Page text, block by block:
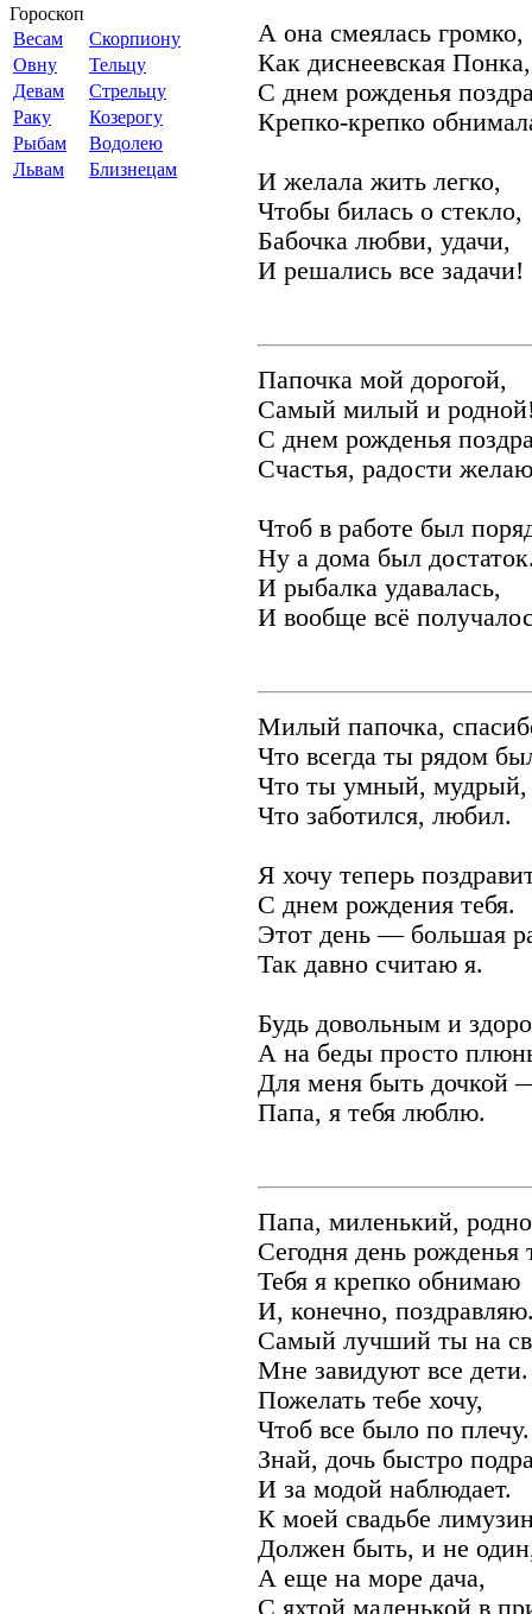
Гороскоп
Весам
Скорпиону
Овну
Тельцу
Девам
Стрельцу
Раку
Козерогу
Рыбам
Водолею
Львам
Близнецам
А она смеялась громко,
Как диснеевская Понка,
С днем рожденья
Крепко-крепко
И желала жить легко,
Чтобы билась о стекло,
Бабочка любви, удачи,
И решались все задачи!
Папочка мой дорогой,
Самый милый и
С днем рожденья
Счастья, радости
Чтоб в работе был
Ну а дома был
И рыбалка удавалась,
И вообще всё
Милый папочка,
Что всегда ты рядом
Что ты умный, мудрый,
Что заботился, любил.
Я хочу теперь
С днем рождения тебя.
Этот день — большая
Так давно считаю я.
Будь довольным и
А на беды просто
Для меня быть дочкой
Папа, я тебя люблю.
Папа, миленький,
Сегодня день рожденья
Тебя я крепко обнимаю
И, конечно,
Самый лучший ты на
Мне завидуют все дети.
Пожелать тебе хочу,
Чтоб все было по плечу.
Знай, дочь быстро
И за модой наблюдает.
К моей свадьбе
Должен быть, и не
А еще на море дача,
С яхтой маленькой в